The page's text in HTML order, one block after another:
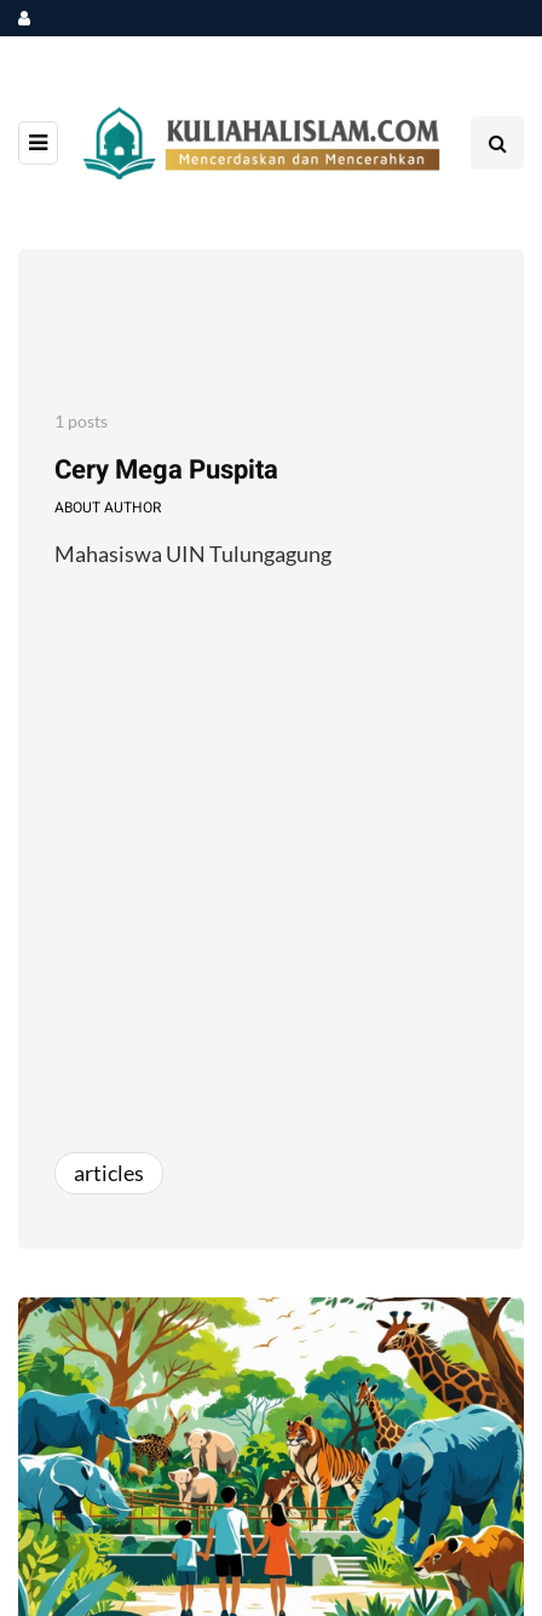
1 posts
Cery Mega Puspita
ABOUT AUTHOR
Mahasiswa UIN Tulungagung
articles